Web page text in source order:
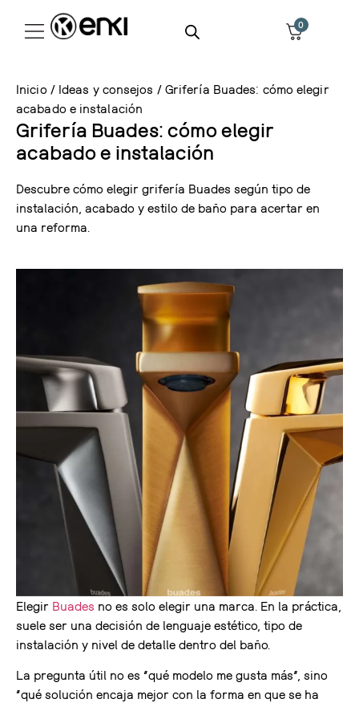
0
Inicio / Ideas y consejos / Grifería Buades: cómo elegir
acabado e instalación
Grifería Buades: cómo elegir
acabado e instalación
Descubre cómo elegir grifería Buades según tipo de
instalación, acabado y estilo de baño para acertar en
una reforma.
Elegir Buades no es solo elegir una marca. En la práctica,
suele ser una decisión de lenguaje estético, tipo de
instalación y nivel de detalle dentro del baño.
La pregunta útil no es “qué modelo me gusta más”, sino
“qué solución encaja mejor con la forma en que se ha